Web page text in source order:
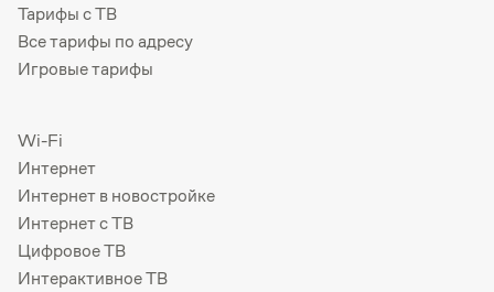
Тарифы с ТВ
Все тарифы по адресу
Игровые тарифы
Wi-Fi
Интернет
Интернет в новостройке
Интернет с ТВ
Цифровое ТВ
Интерактивное ТВ